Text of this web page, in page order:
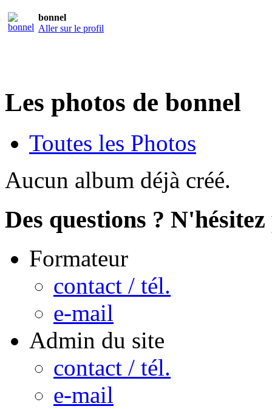
bonnel
Aller sur le profil
Les photos de bonnel
Toutes les Photos
Aucun album déjà créé.
Des questions ?
Formateur
contact / tél.
e-mail
Admin du site
contact / tél.
e-mail